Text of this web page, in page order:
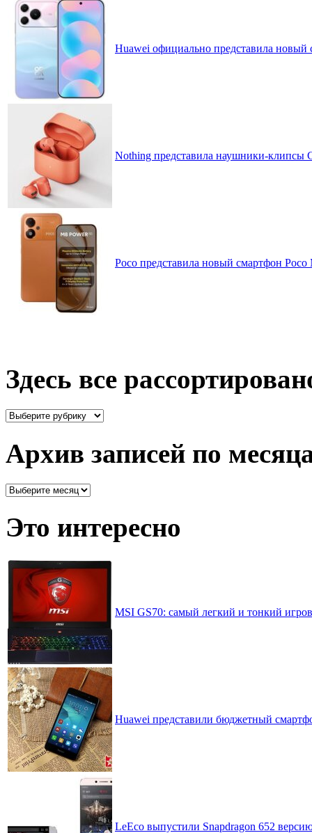
Huawei официально представила
Nothing представила наушники-клипсы
Poco представила новый смартфон
Здесь все
Здесь
Архив записей по
Архив
месяцам
Это интересно
MSI GS70: самый легкий и тонкий
Huawei представили бюджетный
LeEco выпустили Snapdragon 652